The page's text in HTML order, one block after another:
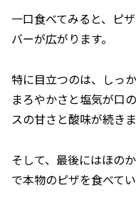
一口食べてみると、ピ
バーが広がります。
特に目立つのは、しっ
まろやかさと塩気が口
スの甘さと酸味が続きま
そして、最後にはほの
で本物のピザを食べて